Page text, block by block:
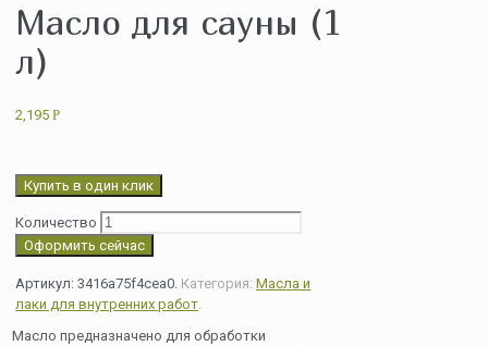
Масло для сауны (1
л)
2,195Р
Купить в один клик
Количество
Оформить сейчас
Артикул:3416a75f4cea0 Категория:Масла и
лаки для внутренних работ
Масло предназначено для обработки